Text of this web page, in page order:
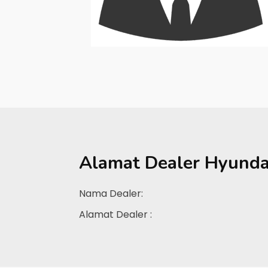
Alamat Dealer
Nama Dealer:
Alamat Dealer :